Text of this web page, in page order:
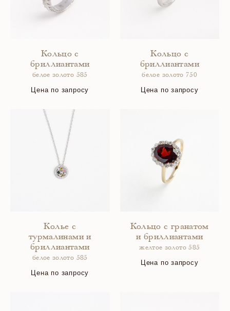
Кольцо с
бриллиантами
белое золото 585
Цена по запросу
Кольцо с
бриллиантами
белое золото 750
Цена по запросу
Колье с
турмалинами и
бриллиантами
белое золото 585
Цена по запросу
Кольцо с гранатом
и бриллиантами
желтое золото 585
Цена по запросу